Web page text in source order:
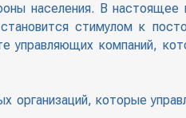
населения. В
стимулом к
управляющих компаний,
организаций, которые